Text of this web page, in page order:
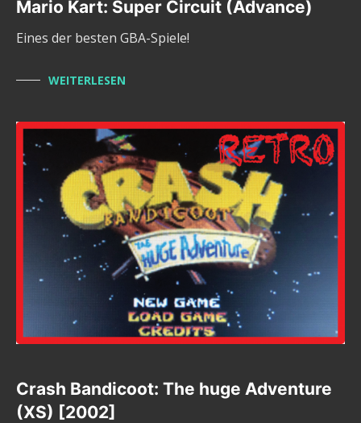
Mario Kart: Super Circuit (Advance)
Eines der besten GBA-Spiele!
WEITERLESEN
Crash Bandicoot: The huge Adventure
(XS) [2002]